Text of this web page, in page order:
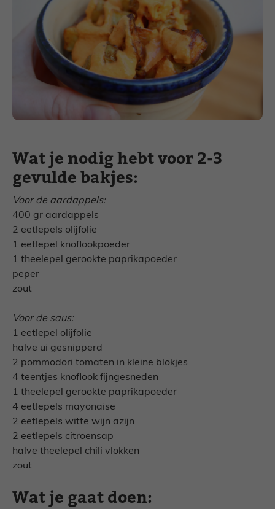
Wat je nodig hebt voor 2-3
gevulde bakjes:
Voor de aardappels:
400 gr aardappels
2 eetlepels olijfolie
1 eetlepel knoflookpoeder
1 theelepel gerookte paprikapoeder
peper
zout
Voor de saus:
1 eetlepel olijfolie
halve ui gesnipperd
2 pommodori tomaten in kleine blokjes
4 teentjes knoflook fijngesneden
1 theelepel gerookte paprikapoeder
4 eetlepels mayonaise
2 eetlepels witte wijn azijn
2 eetlepels citroensap
halve theelepel chili vlokken
zout
Wat je gaat doen: